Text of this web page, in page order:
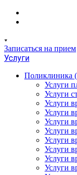
Записаться на прием
Услуги
Поликлиника
Услуги
Услуги
Услуги
Услуги
Услуги
Услуги
Услуги
Услуги
Услуги
Услуги